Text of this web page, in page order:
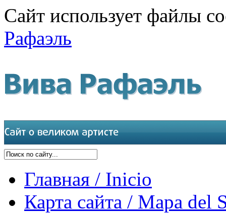
Сайт использует файлы
Рафаэль
Главная / Inicio
Карта сайта / Mapa del